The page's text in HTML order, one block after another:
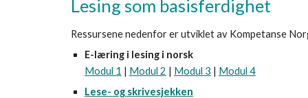
Lesing som basisferdighet
Ressursene nedenfor er utviklet av Kompetanse
E-læring i lesing i norsk
Modul 1 | Modul 2 | Modul 3 | Modul 4
Lese- og skrivesjekken